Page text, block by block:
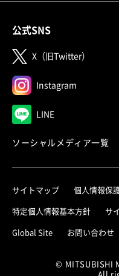
公式SNS
X（旧Twitter） （別
Instagram （別ウィ
LINE（別ウィンドウ
ソーシャルメディア一覧（
サイトマップ 個人情報保
特定個人情報基本方針 サ
Global Site（別ウィンドウで
お問い合わせ
© MITSUBISHI